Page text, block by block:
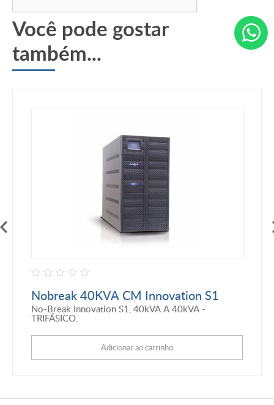
Você pode gostar
também...
Nobreak 40KVA CM Innovation S1
No-Break Innovation S1, 40kVA A 40kVA -
TRIFÁSICO.
Adicionar ao carrinho